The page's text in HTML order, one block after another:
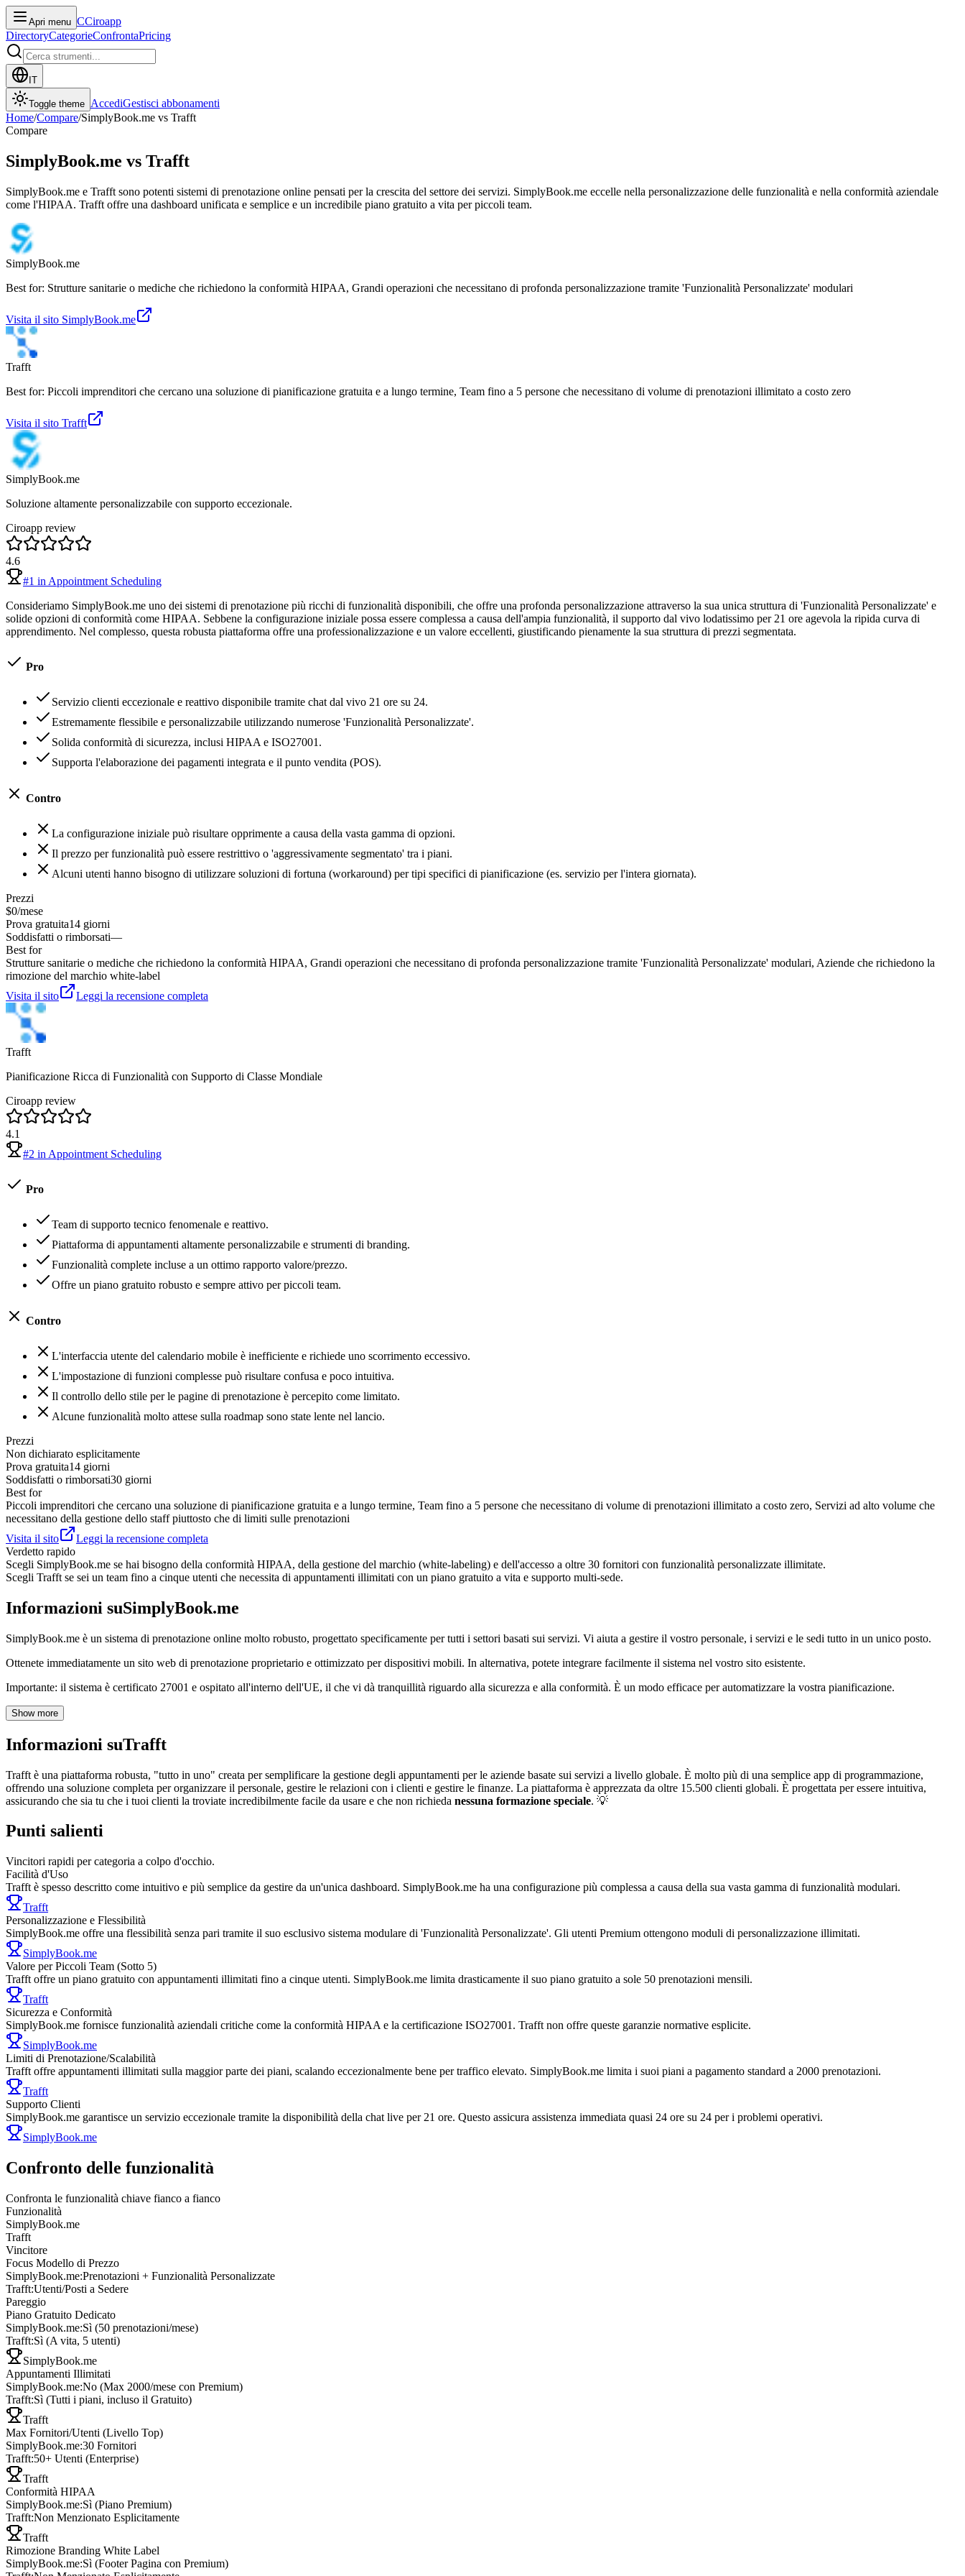
Apri menu CCiroapp
DirectoryCategorieConfrontaPricing
IT
Toggle theme AccediGestisci abbonamenti
Home/Compare/SimplyBook.me vs Trafft
Compare
SimplyBook.me vs Trafft
SimplyBook.me e Trafft sono potenti sistemi di prenotazione online pensati per la crescita del settore dei servizi. SimplyBook.me eccelle nella personalizzazione delle funzionalità e nella conformità aziendale
come l'HIPAA. Trafft offre una dashboard unificata e semplice e un incredibile piano gratuito a vita per piccoli team.
SimplyBook.me
Best for: Strutture sanitarie o mediche che richiedono la conformità HIPAA, Grandi operazioni che necessitano di profonda personalizzazione tramite 'Funzionalità Personalizzate' modulari
Visita il sito SimplyBook.me
Trafft
Best for: Piccoli imprenditori che cercano una soluzione di pianificazione gratuita e a lungo termine, Team fino a 5 persone che necessitano di volume di prenotazioni illimitato a costo zero
Visita il sito Trafft
SimplyBook.me
Soluzione altamente personalizzabile con supporto eccezionale.
Ciroapp review
4.6
#1 in Appointment Scheduling
Consideriamo SimplyBook.me uno dei sistemi di prenotazione più ricchi di funzionalità disponibili, che offre una profonda personalizzazione attraverso la sua unica struttura di 'Funzionalità Personalizzate' e
solide opzioni di conformità come HIPAA. Sebbene la configurazione iniziale possa essere complessa a causa dell'ampia funzionalità, il supporto dal vivo lodatissimo per 21 ore agevola la ripida curva di
apprendimento. Nel complesso, questa robusta piattaforma offre una professionalizzazione e un valore eccellenti, giustificando pienamente la sua struttura di prezzi segmentata.
Pro
Servizio clienti eccezionale e reattivo disponibile tramite chat dal vivo 21 ore su 24.
Estremamente flessibile e personalizzabile utilizzando numerose 'Funzionalità Personalizzate'.
Solida conformità di sicurezza, inclusi HIPAA e ISO27001.
Supporta l'elaborazione dei pagamenti integrata e il punto vendita (POS).
Contro
La configurazione iniziale può risultare opprimente a causa della vasta gamma di opzioni.
Il prezzo per funzionalità può essere restrittivo o 'aggressivamente segmentato' tra i piani.
Alcuni utenti hanno bisogno di utilizzare soluzioni di fortuna (workaround) per tipi specifici di pianificazione (es. servizio per l'intera giornata).
Prezzi
$0/mese
Prova gratuita14 giorni
Soddisfatti o rimborsati—
Best for
Strutture sanitarie o mediche che richiedono la conformità HIPAA, Grandi operazioni che necessitano di profonda personalizzazione tramite 'Funzionalità Personalizzate' modulari, Aziende che richiedono la
rimozione del marchio white-label
Visita il sito
Leggi la recensione completa
Trafft
Pianificazione Ricca di Funzionalità con Supporto di Classe Mondiale
Ciroapp review
4.1
#2 in Appointment Scheduling
Pro
Team di supporto tecnico fenomenale e reattivo.
Piattaforma di appuntamenti altamente personalizzabile e strumenti di branding.
Funzionalità complete incluse a un ottimo rapporto valore/prezzo.
Offre un piano gratuito robusto e sempre attivo per piccoli team.
Contro
L'interfaccia utente del calendario mobile è inefficiente e richiede uno scorrimento eccessivo.
L'impostazione di funzioni complesse può risultare confusa e poco intuitiva.
Il controllo dello stile per le pagine di prenotazione è percepito come limitato.
Alcune funzionalità molto attese sulla roadmap sono state lente nel lancio.
Prezzi
Non dichiarato esplicitamente
Prova gratuita14 giorni
Soddisfatti o rimborsati30 giorni
Best for
Piccoli imprenditori che cercano una soluzione di pianificazione gratuita e a lungo termine, Team fino a 5 persone che necessitano di volume di prenotazioni illimitato a costo zero, Servizi ad alto volume che
necessitano della gestione dello staff piuttosto che di limiti sulle prenotazioni
Visita il sito
Leggi la recensione completa
Verdetto rapido
Scegli SimplyBook.me se hai bisogno della conformità HIPAA, della gestione del marchio (white-labeling) e dell'accesso a oltre 30 fornitori con funzionalità personalizzate illimitate.
Scegli Trafft se sei un team fino a cinque utenti che necessita di appuntamenti illimitati con un piano gratuito a vita e supporto multi-sede.
Informazioni suSimplyBook.me
SimplyBook.me è un sistema di prenotazione online molto robusto, progettato specificamente per tutti i settori basati sui servizi. Vi aiuta a gestire il vostro personale, i servizi e le sedi tutto in un unico posto.
Ottenete immediatamente un sito web di prenotazione proprietario e ottimizzato per dispositivi mobili. In alternativa, potete integrare facilmente il sistema nel vostro sito esistente.
Importante: il sistema è certificato 27001 e ospitato all'interno dell'UE, il che vi dà tranquillità riguardo alla sicurezza e alla conformità. È un modo efficace per automatizzare la vostra pianificazione.
Show more
Informazioni suTrafft
Trafft è una piattaforma robusta, "tutto in uno" creata per semplificare la gestione degli appuntamenti per le aziende basate sui servizi a livello globale. È molto più di una semplice app di programmazione,
offrendo una soluzione completa per organizzare il personale, gestire le relazioni con i clienti e gestire le finanze. La piattaforma è apprezzata da oltre 15.500 clienti globali. È progettata per essere intuitiva,
assicurando che sia tu che i tuoi clienti la troviate incredibilmente facile da usare e che non richieda nessuna formazione speciale. 💡
Punti salienti
Vincitori rapidi per categoria a colpo d'occhio.
Facilità d'Uso
Trafft è spesso descritto come intuitivo e più semplice da gestire da un'unica dashboard. SimplyBook.me ha una configurazione più complessa a causa della sua vasta gamma di funzionalità modulari.
Trafft
Personalizzazione e Flessibilità
SimplyBook.me offre una flessibilità senza pari tramite il suo esclusivo sistema modulare di 'Funzionalità Personalizzate'. Gli utenti Premium ottengono moduli di personalizzazione illimitati.
SimplyBook.me
Valore per Piccoli Team (Sotto 5)
Trafft offre un piano gratuito con appuntamenti illimitati fino a cinque utenti. SimplyBook.me limita drasticamente il suo piano gratuito a sole 50 prenotazioni mensili.
Trafft
Sicurezza e Conformità
SimplyBook.me fornisce funzionalità aziendali critiche come la conformità HIPAA e la certificazione ISO27001. Trafft non offre queste garanzie normative esplicite.
SimplyBook.me
Limiti di Prenotazione/Scalabilità
Trafft offre appuntamenti illimitati sulla maggior parte dei piani, scalando eccezionalmente bene per traffico elevato. SimplyBook.me limita i suoi piani a pagamento standard a 2000 prenotazioni.
Trafft
Supporto Clienti
SimplyBook.me garantisce un servizio eccezionale tramite la disponibilità della chat live per 21 ore. Questo assicura assistenza immediata quasi 24 ore su 24 per i problemi operativi.
SimplyBook.me
Confronto delle funzionalità
Confronta le funzionalità chiave fianco a fianco
Funzionalità
SimplyBook.me
Trafft
Vincitore
Focus Modello di Prezzo
SimplyBook.me:Prenotazioni + Funzionalità Personalizzate
Trafft:Utenti/Posti a Sedere
Pareggio
Piano Gratuito Dedicato
SimplyBook.me:Sì (50 prenotazioni/mese)
Trafft:Sì (A vita, 5 utenti)
SimplyBook.me
Appuntamenti Illimitati
SimplyBook.me:No (Max 2000/mese con Premium)
Trafft:Sì (Tutti i piani, incluso il Gratuito)
Trafft
Max Fornitori/Utenti (Livello Top)
SimplyBook.me:30 Fornitori
Trafft:50+ Utenti (Enterprise)
Trafft
Conformità HIPAA
SimplyBook.me:Sì (Piano Premium)
Trafft:Non Menzionato Esplicitamente
Trafft
Rimozione Branding White Label
SimplyBook.me:Sì (Footer Pagina con Premium)